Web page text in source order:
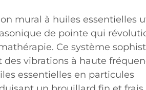
mural à huiles essentielles
de pointe qui
Ce système
vibrations à haute
essentielles en particules